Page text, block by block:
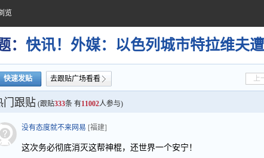
览
： 快讯！外媒：以色列城市特拉维夫
快速发贴 去跟贴广场看看 上
门跟贴 (跟贴333条 有11002人参与)
没有态度就不来网易 [福建]
这次务必彻底消灭这帮神棍，还世界一个安宁！